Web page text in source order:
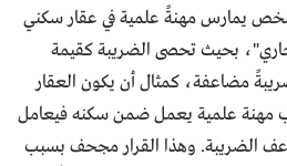
يمارس مهنةً علمية في عقار سكني
بحيث تحصى الضريبة كقيمة
مضاعفة، كمثال أن يكون العقار
مهنة علمية يعمل ضمن سكنه فيعامل
الضريبة. وهذا القرار مجحف بسبب